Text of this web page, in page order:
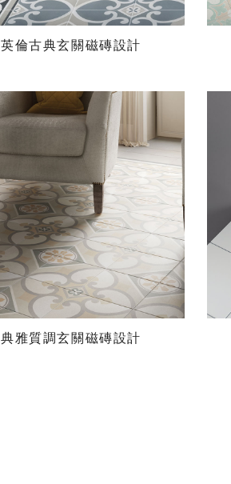
英倫古典玄關磁磚設計
典雅質調玄關磁磚設計